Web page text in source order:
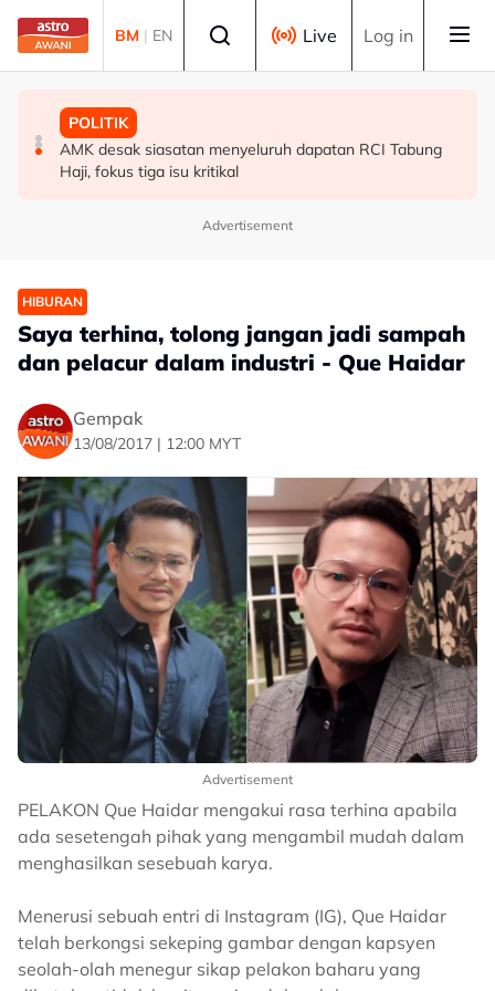
Skip to main content
BM | EN Live Log in
POLITIK
[TERKINI] Buat masa ini, Bersatu masih anggota PN -
Ahmad Samsuri
MALAYSIA
RCI Tabung Haji: YADIM sokong titah Agong, mahu
dapatan disusuli tindakan tegas
POLITIK
AMK desak siasatan menyeluruh dapatan RCI Tabung
Haji, fokus tiga isu kritikal
Advertisement
HIBURAN
Saya terhina, tolong jangan jadi sampah
dan pelacur dalam industri - Que Haidar
Gempak
13/08/2017 | 12:00 MYT
Advertisement
PELAKON Que Haidar mengakui rasa terhina apabila
ada sesetengah pihak yang mengambil mudah dalam
menghasilkan sesebuah karya.
Menerusi sebuah entri di Instagram (IG), Que Haidar
telah berkongsi sekeping gambar dengan kapsyen
seolah-olah menegur sikap pelakon baharu yang